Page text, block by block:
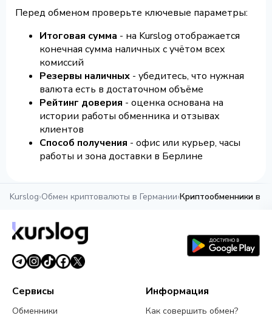
Перед обменом проверьте ключевые параметры:
Итоговая сумма - на Kurslog отображается
конечная сумма наличных с учётом всех
комиссий
Резервы наличных - убедитесь, что нужная
валюта есть в достаточном объёме
Рейтинг доверия - оценка основана на
истории работы обменника и отзывах
клиентов
Способ получения - офис или курьер, часы
работы и зона доставки в Берлине
Kurslog›Обмен криптовалюты в Германии›Криптообменники в
Сервисы
Обменники
Информация
Как совершить обмен?